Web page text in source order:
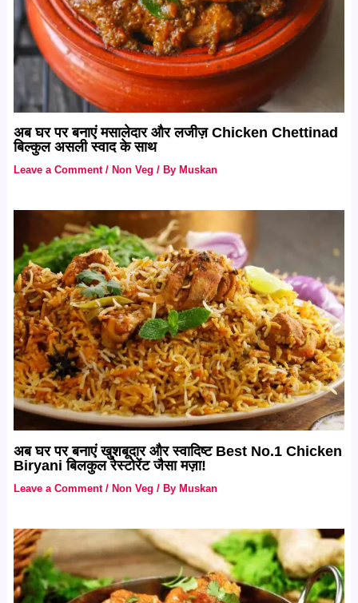
अब घर पर बनाएं मसालेदार और लजीज़ Chicken Chettinad
बिल्कुल असली स्वाद के साथ
Leave a Comment / Non Veg / By Muskan
अब घर पर बनाएं खुशबूदार और स्वादिष्ट Best No.1 Chicken
Biryani बिलकुल रेस्टोरेंट जैसा मज़ा!
Leave a Comment /Non Veg / ByMuskan